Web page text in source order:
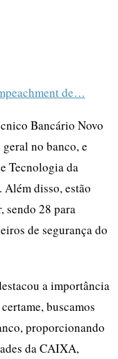
de…
Bancário Novo
no banco, e
Tecnologia da
disso, estão
sendo 28 para
de segurança do
a importância
buscamos
proporcionando
da CAIXA,